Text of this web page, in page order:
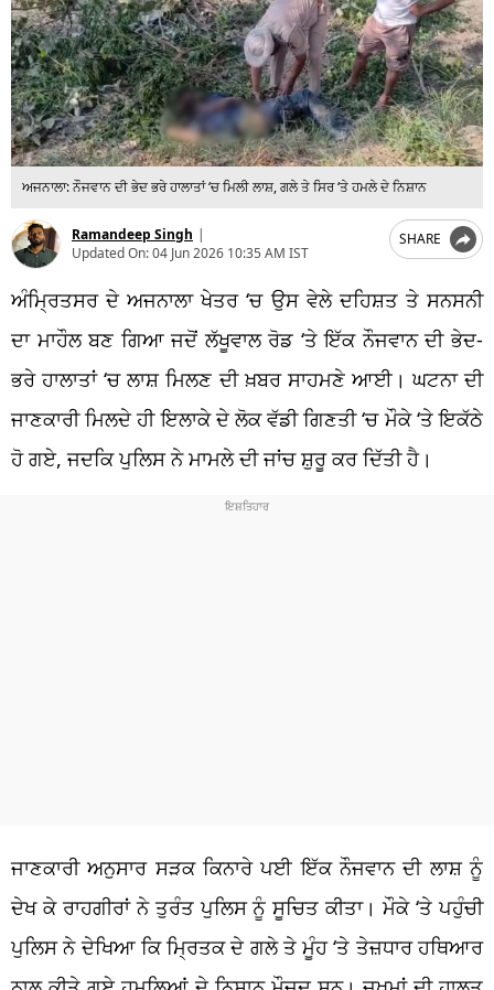
ਅਜਨਾਲਾ: ਨੌਜਵਾਨ ਦੀ ਭੇਦ ਭਰੇ ਹਾਲਾਤਾਂ ‘ਚ ਮਿਲੀ ਲਾਸ਼, ਗਲੇ ਤੇ ਸਿਰ ‘ਤੇ ਹਮਲੇ ਦੇ ਨਿਸ਼ਾਨ
Ramandeep Singh |
Updated On:04 Jun 2026 10:35 AM IST
SHARE
ਅੰਮ੍ਰਿਤਸਰ ਦੇ ਅਜਨਾਲਾ ਖੇਤਰ ‘ਚ ਉਸ ਵੇਲੇ ਦਹਿਸ਼ਤ ਤੇ ਸਨਸਨੀ
ਦਾ ਮਾਹੌਲ ਬਣ ਗਿਆ ਜਦੋਂ ਲੱਖੂਵਾਲ ਰੋਡ ‘ਤੇ ਇੱਕ ਨੌਜਵਾਨ ਦੀ ਭੇਦ-
ਭਰੇ ਹਾਲਾਤਾਂ ‘ਚ ਲਾਸ਼ ਮਿਲਣ ਦੀ ਖ਼ਬਰ ਸਾਹਮਣੇ ਆਈ। ਘਟਨਾ ਦੀ
ਜਾਣਕਾਰੀ ਮਿਲਦੇ ਹੀ ਇਲਾਕੇ ਦੇ ਲੋਕ ਵੱਡੀ ਗਿਣਤੀ ‘ਚ ਮੌਕੇ ‘ਤੇ ਇਕੱਠੇ
ਹੋ ਗਏ, ਜਦਕਿ ਪੁਲਿਸ ਨੇ ਮਾਮਲੇ ਦੀ ਜਾਂਚ ਸ਼ੁਰੂ ਕਰ ਦਿੱਤੀ ਹੈ।
ਜਾਣਕਾਰੀ ਅਨੁਸਾਰ ਸੜਕ ਕਿਨਾਰੇ ਪਈ ਇੱਕ ਨੌਜਵਾਨ ਦੀ ਲਾਸ਼ ਨੂੰ
ਦੇਖ ਕੇ ਰਾਹਗੀਰਾਂ ਨੇ ਤੁਰੰਤ ਪੁਲਿਸ ਨੂੰ ਸੂਚਿਤ ਕੀਤਾ। ਮੌਕੇ ‘ਤੇ ਪਹੁੰਚੀ
ਪੁਲਿਸ ਨੇ ਦੇਖਿਆ ਕਿ ਮ੍ਰਿਤਕ ਦੇ ਗਲੇ ਤੇ ਮੂੰਹ ‘ਤੇ ਤੇਜ਼ਧਾਰ ਹਥਿਆਰ